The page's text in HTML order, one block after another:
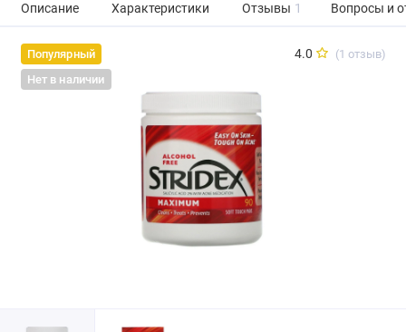
Описание Характеристики Отзывы 1 Вопросы и
Популярный
Нет в наличии
4.0 (1 отзыв)